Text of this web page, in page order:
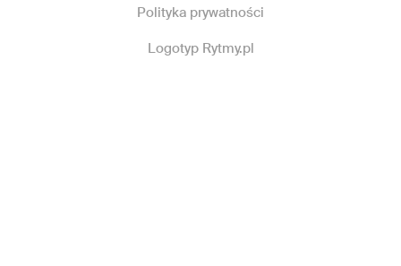
Polityka prywatności
Logotyp Rytmy.pl